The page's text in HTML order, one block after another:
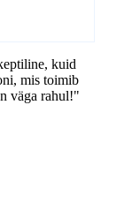
kuid
mis toimib
väga rahul!"